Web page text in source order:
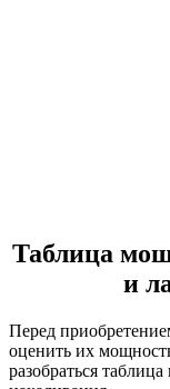
Таблица
и
Перед
оценить их
разобраться